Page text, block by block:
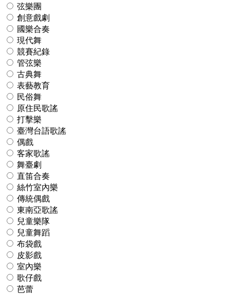
弦樂團
創意戲劇
國樂合奏
現代舞
競賽紀錄
管弦樂
古典舞
表藝教育
民俗舞
原住民歌謠
打擊樂
臺灣台語歌謠
偶戲
客家歌謠
舞臺劇
直笛合奏
絲竹室內樂
傳統偶戲
東南亞歌謠
兒童樂隊
兒童舞蹈
布袋戲
皮影戲
室內樂
歌仔戲
芭蕾